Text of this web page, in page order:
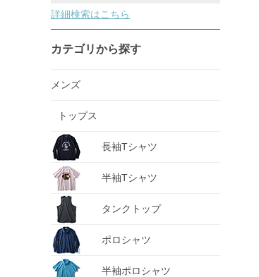
詳細検索はこちら
カテゴリから探す
メンズ
トップス
長袖Tシャツ
半袖Tシャツ
タンクトップ
ポロシャツ
半袖ポロシャツ